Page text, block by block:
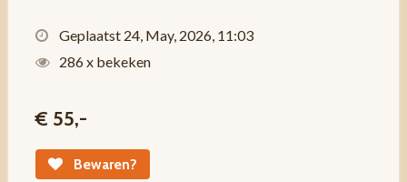
Geplaatst 24, May, 2026, 11:03
286 x bekeken
€ 55,-
Bewaren?